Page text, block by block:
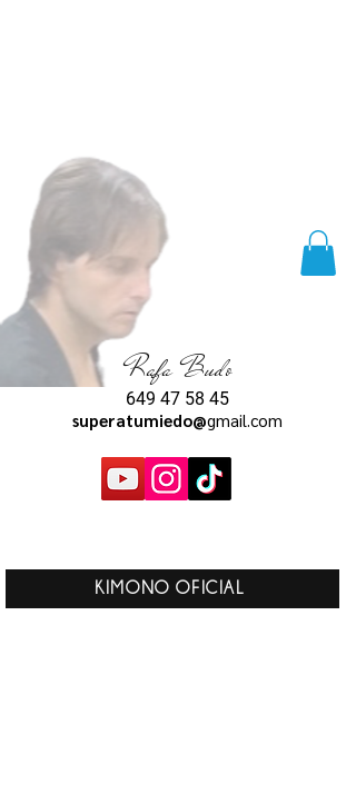
Rafa Budo
649 47 58 45
superatumiedo@gmail.com
KIMONO OFICIAL